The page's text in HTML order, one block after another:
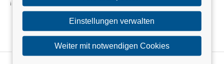
im Hormonchaos
Einstellungen verwalten
Weiter mit notwendigen Cookies